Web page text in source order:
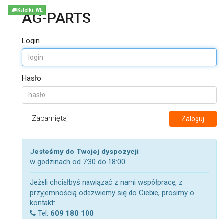
AG-PARTS
Login
Hasło
Zapamiętaj Zaloguj
Jesteśmy do Twojej dyspozycji
w godzinach od 7:30 do 18:00.
Jeżeli chciałbyś nawiązać z nami współpracę, z
przyjemnością odezwiemy się do Ciebie, prosimy o
kontakt:
Tel. 609 180 100
Kafelki: WŁ